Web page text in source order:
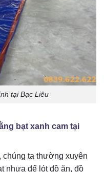
tại Bạc Liêu
bạt xanh cam tại
ta thường xuyên
nhựa để lót đồ ăn, đồ